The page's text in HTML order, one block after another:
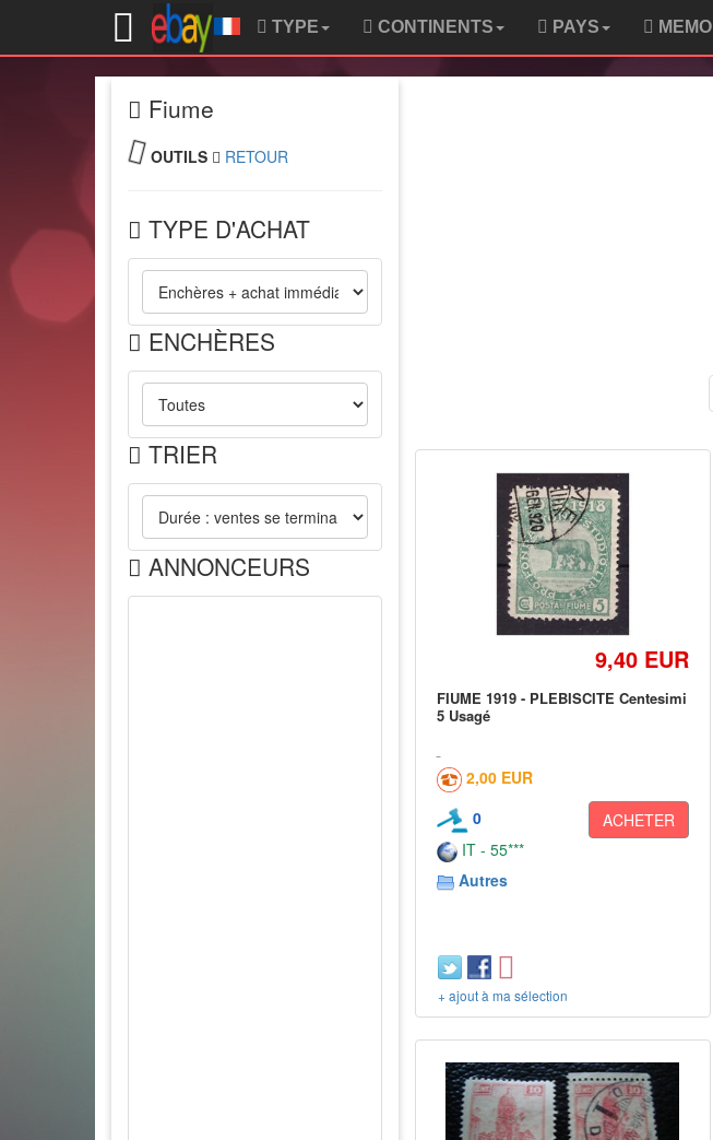
TYPE CONTINENTS PAYS MEMO
Fiume
OUTILS RETOUR
TYPE D'ACHAT
ENCHÈRES
TRIER
ANNONCEURS
9,40 EUR
FIUME 1919 - PLEBISCITE Centesimi
5 Usagé
2,00 EUR
0
ACHETER
IT - 55***
Autres
+ ajout à ma sélection